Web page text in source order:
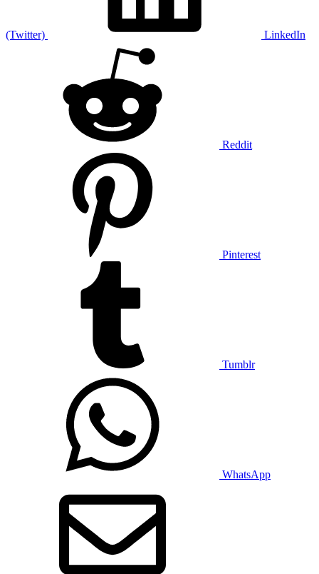
(Twitter) LinkedIn
Reddit
Pinterest
Tumblr
WhatsApp